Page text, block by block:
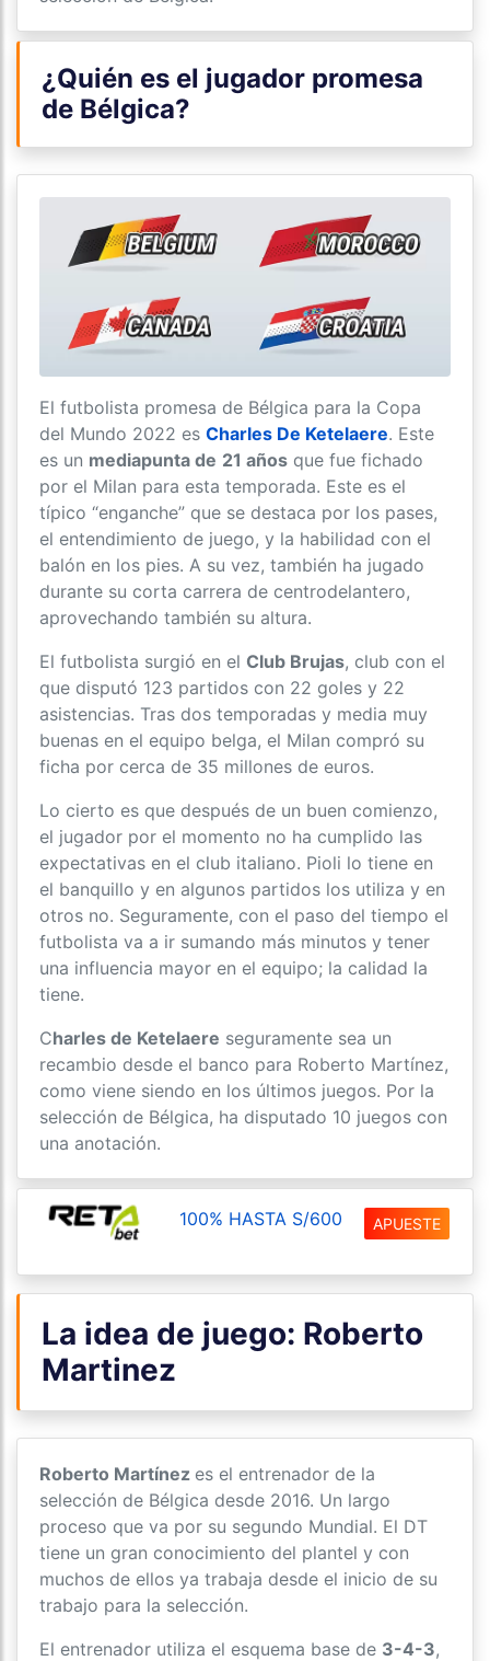
¿Quién es el jugador promesa
de Bélgica?
El futbolista promesa de Bélgica para la Copa
del Mundo 2022 es Charles De Ketelaere. Este
es un mediapunta de 21 años que fue fichado
por el Milan para esta temporada. Este es el
típico “enganche” que se destaca por los pases,
el entendimiento de juego, y la habilidad con el
balón en los pies. A su vez, también ha jugado
durante su corta carrera de centrodelantero,
aprovechando también su altura.
El futbolista surgió en el Club Brujas, club con el
que disputó 123 partidos con 22 goles y 22
asistencias. Tras dos temporadas y media muy
buenas en el equipo belga, el Milan compró su
ficha por cerca de 35 millones de euros.
Lo cierto es que después de un buen comienzo,
el jugador por el momento no ha cumplido las
expectativas en el club italiano. Pioli lo tiene en
el banquillo y en algunos partidos los utiliza y en
otros no. Seguramente, con el paso del tiempo el
futbolista va a ir sumando más minutos y tener
una influencia mayor en el equipo; la calidad la
tiene.
Charles de Ketelaere seguramente sea un
recambio desde el banco para Roberto Martínez,
como viene siendo en los últimos juegos. Por la
selección de Bélgica, ha disputado 10 juegos con
una anotación.
100% HASTA S/600 APUESTE
La idea de juego: Roberto
Martinez
Roberto Martínez es el entrenador de la
selección de Bélgica desde 2016. Un largo
proceso que va por su segundo Mundial. El DT
tiene un gran conocimiento del plantel y con
muchos de ellos ya trabaja desde el inicio de su
trabajo para la selección.
El entrenador utiliza el esquema base de 3-4-3,